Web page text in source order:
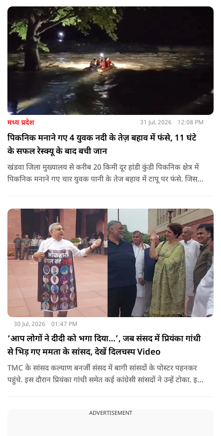
मध्य प्रदेश 31 Jul, 2026 12:08 PM
पिकनिक मनाने गए 4 युवक नदी के तेज़ बहाव में फंसे, 11 घंटे
के सफल रेस्क्यू के बाद बची जान
खंडवा जिला मुख्यालय से करीब 20 किमी दूर हांडी कुंडी पिकनिक क्षेत्र में
पिकनिक मनाने गए चार युवक पानी के तेज बहाव में टापू पर फंसे. जिसके
30 Jul, 2026 01:47 PM
‘आप लोगों ने दीदी को भगा दिया…’, जब संसद में प्रियंका गांधी
से भिड़ गए ममता के सांसद, देखें दिलचस्प Video
TMC के सांसद कल्याण बनर्जी संसद में बागी सांसदों के पोस्टर पहनकर
पहुंचे. इस दौरान प्रियंका गांधी समेत कई कांग्रेसी सांसदों ने उन्हें टोका. इस
ADVERTISEMENT